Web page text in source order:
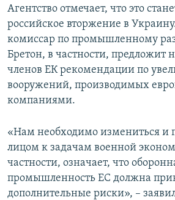
ПОБЕДИТЕЛЕЙ НЕ СУДЯТ?
КРЫМ.НЕПОКОРЕННЫЙ
ELIFBE
УКРАИНСКАЯ ПРОБЛЕМА КРЫМА
ПРИСОЕДИНЯЙТЕСЬ!
Все сайты RFE/RL
Агентство отмечает, что это
российское вторжение в
комиссар по промышленному
Бретон, в частности, предложит
членов ЕК рекомендации по
вооружений, производимых
компаниями.
«Нам необходимо измениться и
лицом к задачам военной
частности, означает, что
промышленность ЕС должна
дополнительные риски», –